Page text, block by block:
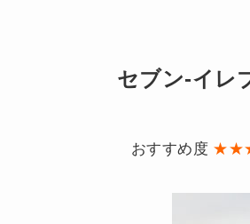
セブン-イレ
おすすめ度